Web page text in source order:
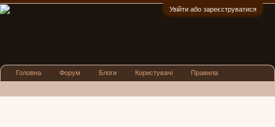
Увійти або зареєструватися
Головна Форум Блоги Користувачі Правила